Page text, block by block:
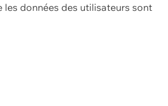
données des utilisateurs sont